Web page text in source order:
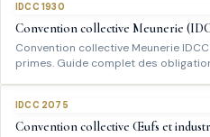
IDCC 1930
Convention collective Meunerie
Convention collective Meunerie
primes. Guide complet des
IDCC 2075
Convention collective Œufs et